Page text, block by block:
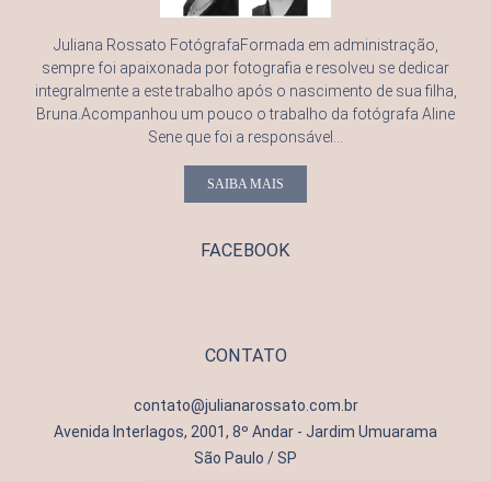
Juliana Rossato FotógrafaFormada em administração,
sempre foi apaixonada por fotografia e resolveu se dedicar
integralmente a este trabalho após o nascimento de sua filha,
Bruna.Acompanhou um pouco o trabalho da fotógrafa Aline
Sene que foi a responsável...
SAIBA MAIS
FACEBOOK
CONTATO
contato@julianarossato.com.br
Avenida Interlagos, 2001, 8º Andar - Jardim Umuarama
São Paulo / SP